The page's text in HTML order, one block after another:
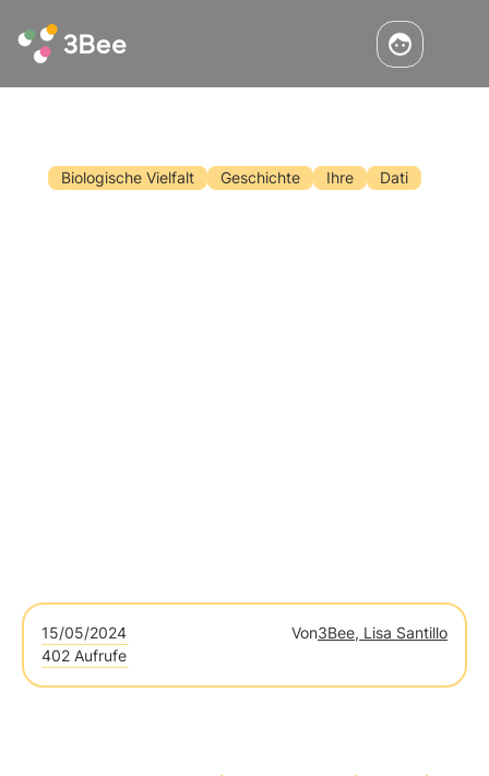
Biologische Vielfalt Geschichte Ihre Dati
15/05/2024 Von3Bee, Lisa Santillo
402 Aufrufe